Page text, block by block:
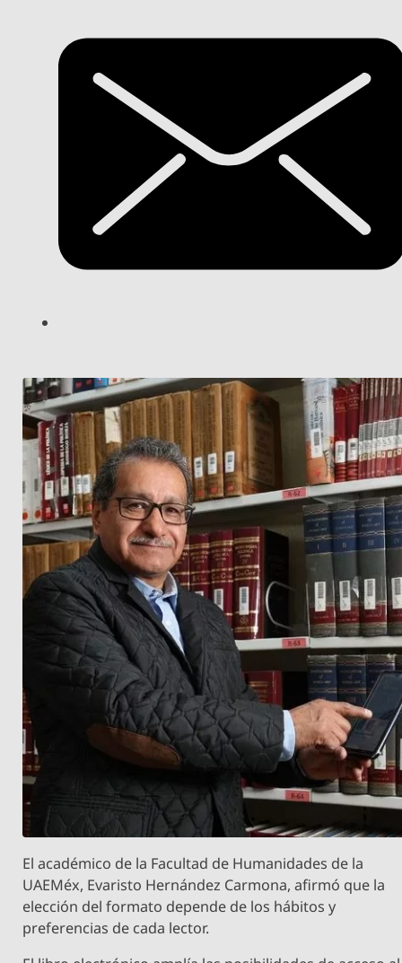
El académico de la Facultad de Humanidades de la
UAEMéx, Evaristo Hernández Carmona, afirmó que la
elección del formato depende de los hábitos y
preferencias de cada lector.